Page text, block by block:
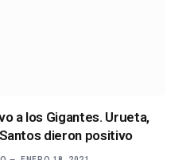
a los Gigantes. Urueta,
dieron positivo